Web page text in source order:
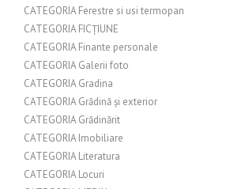
CATEGORIA Ferestre si usi termopan
CATEGORIA FICȚIUNE
CATEGORIA Finante personale
CATEGORIA Galerii foto
CATEGORIA Gradina
CATEGORIA Grădină și exterior
CATEGORIA Grădinărit
CATEGORIA Imobiliare
CATEGORIA Literatura
CATEGORIA Locuri